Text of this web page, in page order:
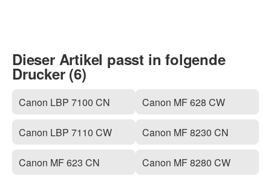
Dieser Artikel passt in folgende
Drucker (6)
Canon LBP 7100 CN
Canon LBP 7110 CW
Canon MF 623 CN
Canon MF 628 CW
Canon MF 8230 CN
Canon MF 8280 CW